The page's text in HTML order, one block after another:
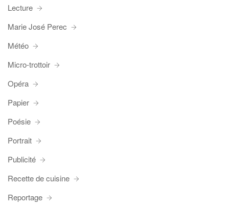
Lecture
Marie José Perec
Météo
Micro-trottoir
Opéra
Papier
Poésie
Portrait
Publicité
Recette de cuisine
Reportage